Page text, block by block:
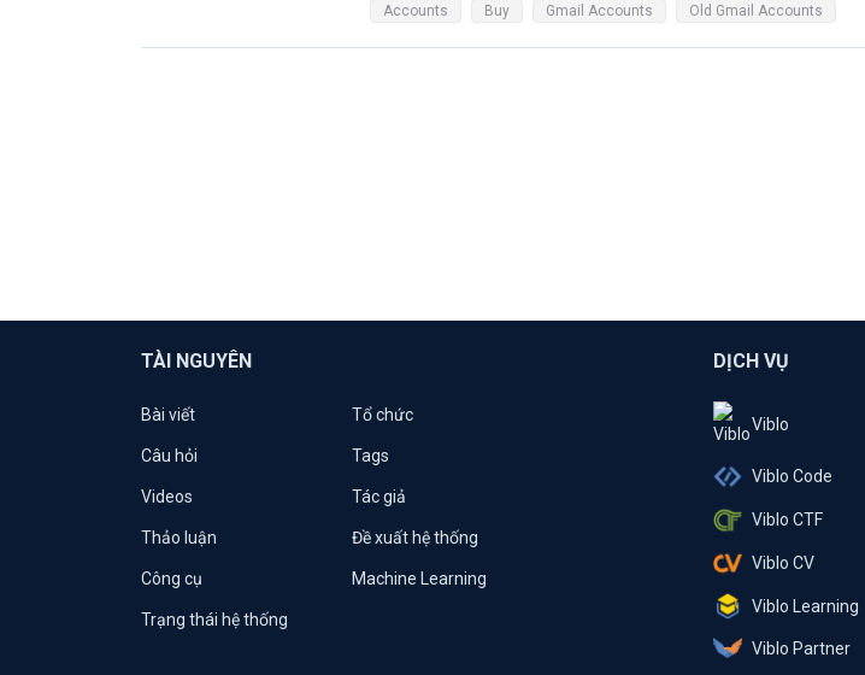
Accounts Buy Gmail Accounts Old Gmail Accounts
TÀI NGUYÊN
Bài viết Tổ chức
Câu hỏi Tags
Videos Tác giả
Thảo luận Đề xuất hệ thống
Công cụ Machine Learning
Trạng thái hệ thống
DỊCH VỤ
Viblo
Viblo Code
Viblo CTF
Viblo CV
Viblo Learning
Viblo Partner